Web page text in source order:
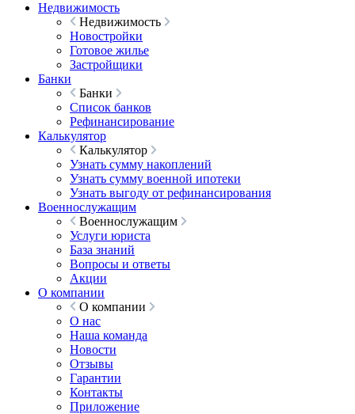
Недвижимость
Недвижимость
Новостройки
Готовое жилье
Застройщики
Банки
Банки
Список банков
Рефинансирование
Калькулятор
Калькулятор
Узнать сумму накоплений
Узнать сумму военной ипотеки
Узнать выгоду от рефинансирования
Военнослужащим
Военнослужащим
Услуги юриста
База знаний
Вопросы и ответы
Акции
О компании
О компании
О нас
Наша команда
Новости
Отзывы
Гарантии
Контакты
Приложение